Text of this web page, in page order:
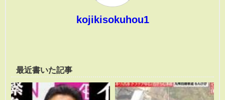
kojikisokuhou1
最近書いた記事